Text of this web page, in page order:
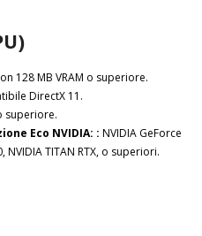
128 MB VRAM o superiore.
DirectX 11.
superiore.
Eco NVIDIA: : NVIDIA GeForce
NVIDIA TITAN RTX, o superiori.